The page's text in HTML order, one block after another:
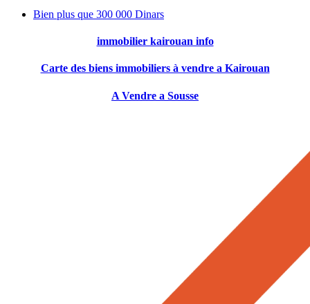
Bien plus que 300 000 Dinars
immobilier kairouan info
Carte des biens immobiliers à vendre a Kairouan
A Vendre a Sousse